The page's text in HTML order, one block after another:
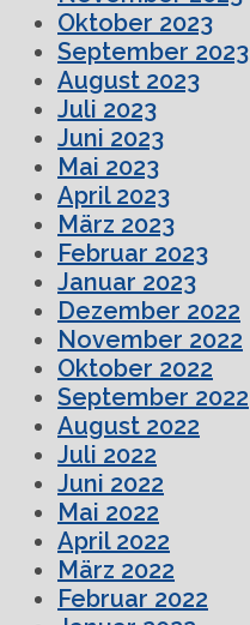
Oktober 2023
September 2023
August 2023
Juli 2023
Juni 2023
Mai 2023
April 2023
März 2023
Februar 2023
Januar 2023
Dezember 2022
November 2022
Oktober 2022
September 2022
August 2022
Juli 2022
Juni 2022
Mai 2022
April 2022
März 2022
Februar 2022